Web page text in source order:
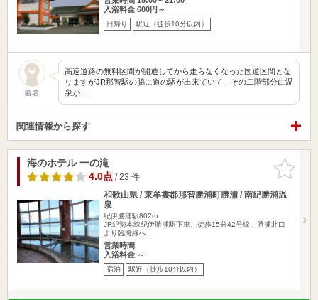
入浴料金 600円～
日帰り 駅近（徒歩10分以内）
匿名
高速道路の無料区間が開通してから走らなくなった国道区間とな
りますがJR那智駅の脇に道の駅が出来ていて、その二階部分に温
泉が…
関連情報から探す
お気に入
りに追加
海のホテル 一の滝
4.0点/ 23 件
和歌山県 / 東牟婁郡那智勝浦町勝浦 / 南紀勝浦温
泉
紀伊勝浦駅802m
JR紀勢本線紀伊勝浦駅下車、徒歩15分42号線、勝浦北口
より臨海線へ…
営業時間
入浴料金 ～
宿泊 駅近（徒歩10分以内）